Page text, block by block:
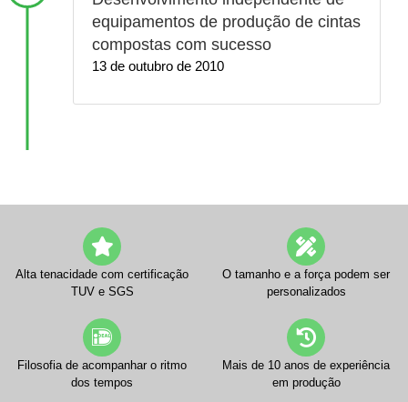
equipamentos de produção de cintas
compostas com sucesso
13 de outubro de 2010
Alta tenacidade com certificação
TUV e SGS
O tamanho e a força podem ser
personalizados
Filosofia de acompanhar o ritmo
dos tempos
Mais de 10 anos de experiência
em produção